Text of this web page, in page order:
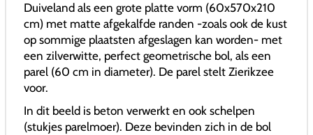
Duiveland als een grote platte vorm (60x570x210
cm) met matte afgekalfde randen -zoals ook de kust
op sommige plaatsten afgeslagen kan worden- met
een zilverwitte, perfect geometrische bol, als een
parel (60 cm in diameter). De parel stelt Zierikzee
voor.
In dit beeld is beton verwerkt en ook schelpen
(stukjes parelmoer). Deze bevinden zich in de bol